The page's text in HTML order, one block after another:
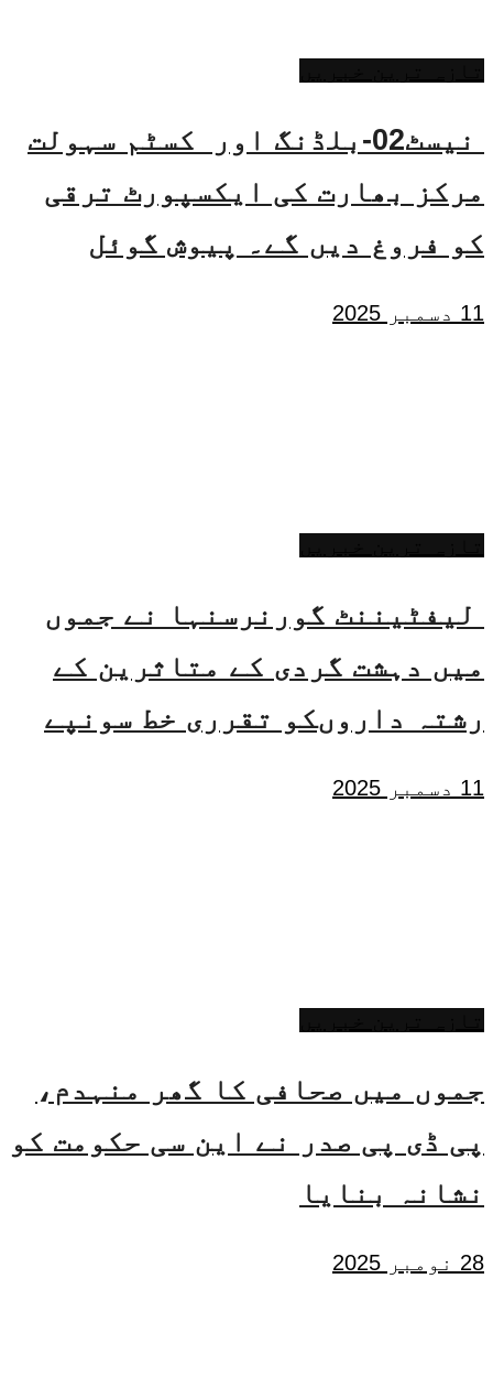
نیسٹ02-بلڈنگ اور کسٹم سہولت
مرکز بھارت کی ایکسپورٹ ترقی
کو فروغ دیں گے۔ پیوش گوئل
11 دسمبر 2025
لیفٹیننٹ گورنرسنہا نے جموں
میں دہشت گردی کے متاثرین کے
رشتہ داروںکو تقرری خط سونپے
11 دسمبر 2025
جموں میں صحافی کا گھر منہدم،
پی ڈی پی صدر نے این سی حکومت کو
نشانہ بنایا
28 نومبر 2025